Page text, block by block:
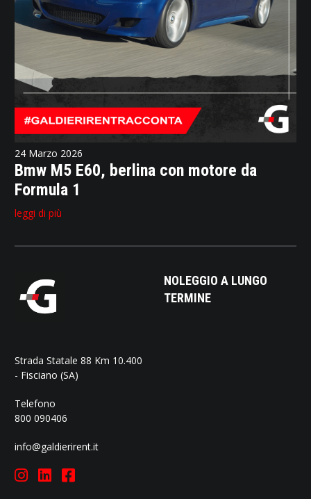
24 Marzo 2026
Bmw M5 E60, berlina con motore da
Formula 1
leggi di più
Strada Statale 88 Km 10.400
- Fisciano (SA)
Telefono
800 090406
info@galdierirent.it
NOLEGGIO A LUNGO
TERMINE